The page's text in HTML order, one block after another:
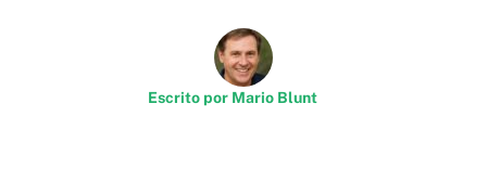
Escrito por Mario Blunt